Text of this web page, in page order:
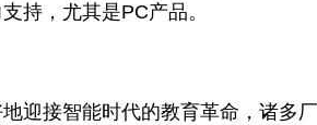
持，尤其是PC产品。
迎接智能时代的教育革命，诸多